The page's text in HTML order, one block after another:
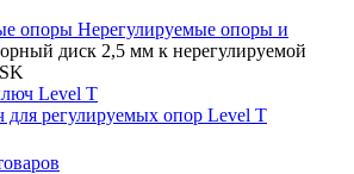
опоры Нерегулируемые опоры и
диск 2,5 мм к нерегулируемой
регулируемых опор Level T